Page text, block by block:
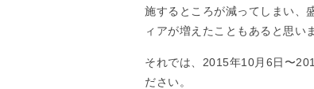
施するところが減ってしまい、
ィアが増えたこともあると思い
それでは、2015年10月6日〜
ださい。